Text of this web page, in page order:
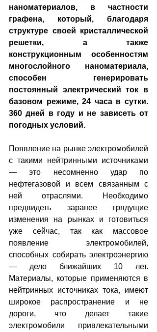
наноматериалов, в частности
графена, который, благодаря
структуре своей кристаллической
решетки, а также
конструкционным особенностям
многослойного наноматериала,
способен генерировать
постоянный электрический ток в
базовом режиме, 24 часа в сутки.
360 дней в году и не зависеть от
погодных условий.
Появление на рынке электромобилей
с такими нейтринными источниками
— это несомненно удар по
нефтегазовой и всем связанным с
ней отраслями. Необходимо
предвидеть заранее грядущие
изменения на рынках и готовиться
уже сейчас, так как массовое
появление электромобилей,
способных собирать электроэнергию
— дело ближайших 10 лет.
Материалы, которые применяются в
нейтринных источниках тока, имеют
широкое распространение и не
дороги, что делает такие
электромобили привлекательными